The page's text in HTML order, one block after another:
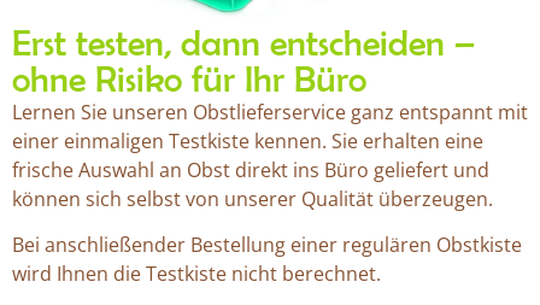
Erst testen, dann entscheiden –
ohne Risiko für Ihr Büro
Lernen Sie unseren Obstlieferservice ganz entspannt mit
einer einmaligen Testkiste kennen. Sie erhalten eine
frische Auswahl an Obst direkt ins Büro geliefert und
können sich selbst von unserer Qualität überzeugen.
Bei anschließender Bestellung einer regulären Obstkiste
wird Ihnen die Testkiste nicht berechnet.